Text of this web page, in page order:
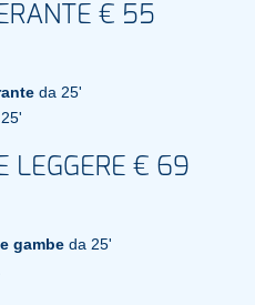
€ 55
da 25'
LEGGERE € 69
gambe da 25'